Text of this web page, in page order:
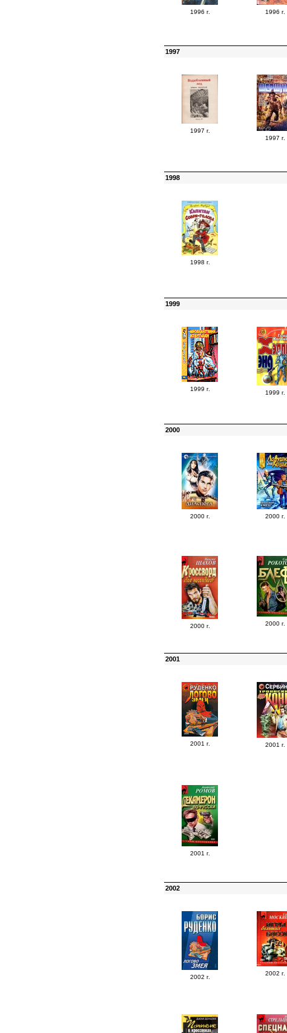
1996 г. 1996 г.
1997
1997 г.
1997 г.
1998
1998 г.
1999
1999 г.
1999 г.
2000
2000 г. 2000 г.
2000 г. 2000 г.
2001
2001 г. 2001 г.
2001 г.
2002
2002 г.
2002 г.